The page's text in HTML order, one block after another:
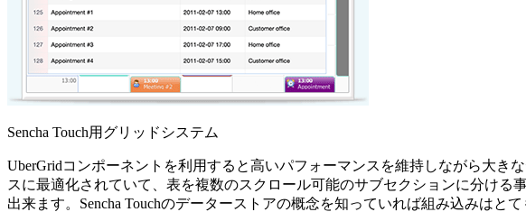
Sencha Touch用グリッドシステム
UberGridコンポーネントを利用すると高いパフォーマンスを維持しながら大き
スに最適化されていて、表を複数のスクロール可能のサブセクションに分ける
出来ます。Sencha Touchのデーターストアの概念を知っていれば組み込みはとて